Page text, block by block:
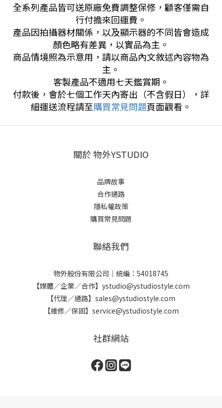
全系列產品皆可送原廠免費調整保修，顧客僅需自
行付擔來回運費。
產品因拍攝器材關係，以及顯示器的不同皆會造成
顏色略有差異，以實品為主。
商品情境照為示意用，請以商品內文敘述內容物為
主。
客製產品不適用七天鑑賞期。
付款後，會於七個工作天內寄出（不含假日），詳
細運送流程請至購買常見問題頁面觀看。
關於 物外YSTUDIO
品牌故事
合作通路
隱私權政策
購買常見問題
聯絡我們
物外股份有限公司｜統編：54018745
【媒體／企業／合作】ystudio@ystudiostyle.com
【代理／通路】sales@ystudiostyle.com
【維修／保固】service@ystudiostyle.com
社群網站